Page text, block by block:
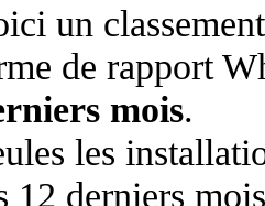
un
de rapport
mois.
les
12 derniers